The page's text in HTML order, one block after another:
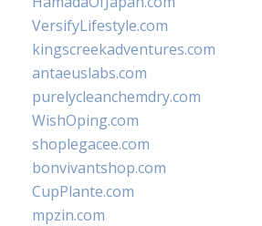
VersifyLifestyle.com
kingscreekadventures.com
antaeuslabs.com
purelycleanchemdry.com
WishOping.com
shoplegacee.com
bonvivantshop.com
CupPlante.com
mpzin.com